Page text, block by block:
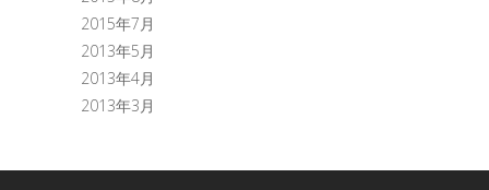
2015年7月
2013年5月
2013年4月
2013年3月